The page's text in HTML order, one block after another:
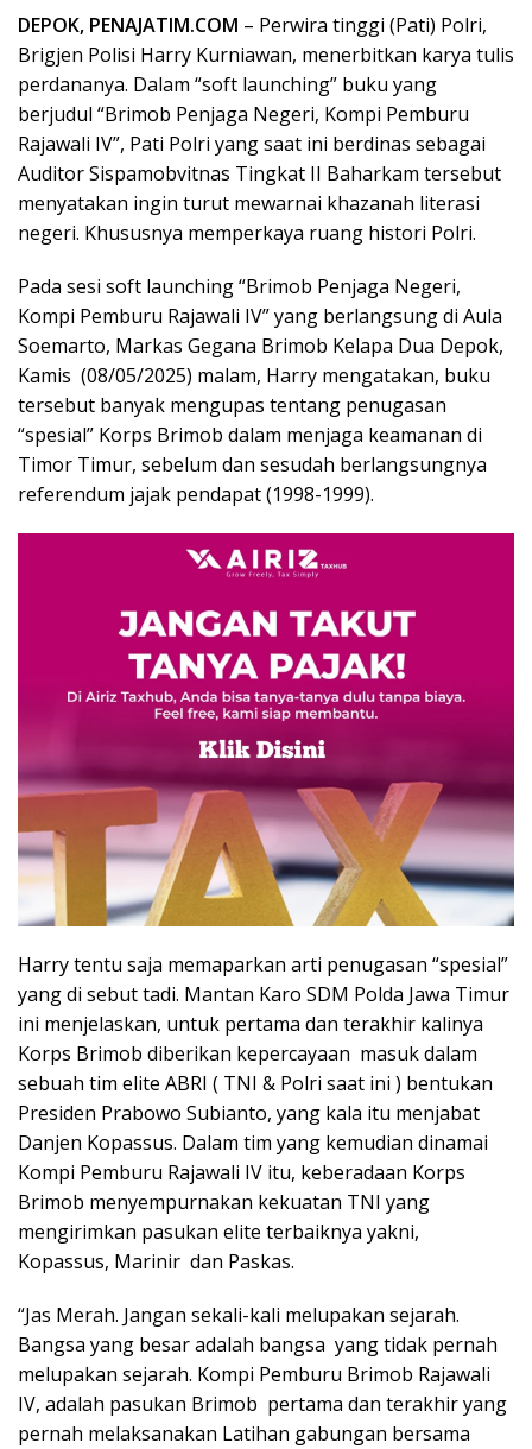
DEPOK, PENAJATIM.COM – Perwira tinggi (Pati) Polri,
Brigjen Polisi Harry Kurniawan, menerbitkan karya tulis
perdananya. Dalam “soft launching” buku yang
berjudul “Brimob Penjaga Negeri, Kompi Pemburu
Rajawali IV”, Pati Polri yang saat ini berdinas sebagai
Auditor Sispamobvitnas Tingkat II Baharkam tersebut
menyatakan ingin turut mewarnai khazanah literasi
negeri. Khususnya memperkaya ruang histori Polri.
Pada sesi soft launching “Brimob Penjaga Negeri,
Kompi Pemburu Rajawali IV” yang berlangsung di Aula
Soemarto, Markas Gegana Brimob Kelapa Dua Depok,
Kamis (08/05/2025) malam, Harry mengatakan, buku
tersebut banyak mengupas tentang penugasan
“spesial” Korps Brimob dalam menjaga keamanan di
Timor Timur, sebelum dan sesudah berlangsungnya
referendum jajak pendapat (1998-1999).
Harry tentu saja memaparkan arti penugasan “spesial”
yang di sebut tadi. Mantan Karo SDM Polda Jawa Timur
ini menjelaskan, untuk pertama dan terakhir kalinya
Korps Brimob diberikan kepercayaan masuk dalam
sebuah tim elite ABRI ( TNI & Polri saat ini ) bentukan
Presiden Prabowo Subianto, yang kala itu menjabat
Danjen Kopassus. Dalam tim yang kemudian dinamai
Kompi Pemburu Rajawali IV itu, keberadaan Korps
Brimob menyempurnakan kekuatan TNI yang
mengirimkan pasukan elite terbaiknya yakni,
Kopassus, Marinir dan Paskas.
“Jas Merah. Jangan sekali-kali melupakan sejarah.
Bangsa yang besar adalah bangsa yang tidak pernah
melupakan sejarah. Kompi Pemburu Brimob Rajawali
IV, adalah pasukan Brimob pertama dan terakhir yang
pernah melaksanakan Latihan gabungan bersama